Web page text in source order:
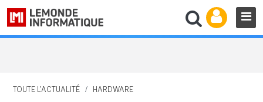
TOUTE L'ACTUALITÉ / HARDWARE